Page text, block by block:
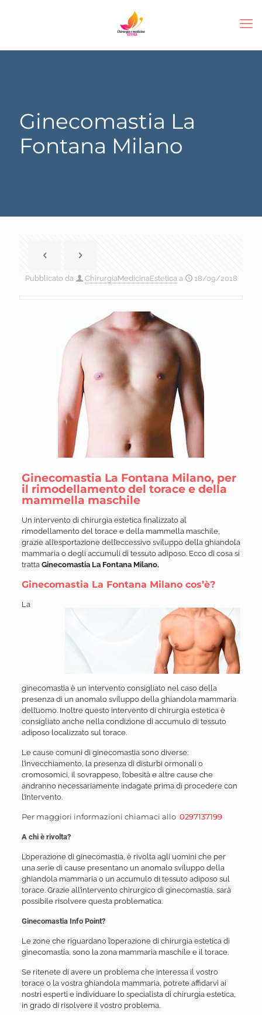
Ginecomastia La
Fontana Milano
Pubblicato da ChirurgiaMedicinaEstetica a 18/09/2018
Ginecomastia La Fontana Milano, per
il rimodellamento del torace e della
mammella maschile
Un intervento di chirurgia estetica finalizzato al
rimodellamento del torace e della mammella maschile,
grazie all’esportazione dell’eccessivo sviluppo della ghiandola
mammaria o degli accumuli di tessuto adiposo. Ecco di cosa si
tratta Ginecomastia La Fontana Milano.
Ginecomastia La Fontana Milano cos’è?
La
ginecomastia è un intervento consigliato nel caso della
presenza di un anomalo sviluppo della ghiandola mammaria
dell’uomo. Inoltre questo intervento di chirurgia estetica è
consigliato anche nella condizione di accumulo di tessuto
adiposo localizzato sul torace.
Le cause comuni di ginecomastia sono diverse:
l’invecchiamento, la presenza di disturbi ormonali o
cromosomici, il sovrappeso, l’obesità e altre cause che
andranno necessariamente indagate prima di procedere con
l’intervento.
Per maggiori informazioni chiamaci allo 0297137199
A chi è rivolta?
L’operazione di ginecomastia, è rivolta agli uomini che per
una serie di cause presentano un anomalo sviluppo della
ghiandola mammaria o un accumulo di tessuto adiposo sul
torace. Grazie all’intervento chirurgico di ginecomastia, sarà
possibile risolvere questa problematica.
Ginecomastia Info Point?
Le zone che riguardano l’operazione di chirurgia estetica di
ginecomastia, sono la zona mammaria maschile e il torace.
Se ritenete di avere un problema che interessa il vostro
torace o la vostra ghiandola mammaria, potrete affidarvi ai
nostri esperti e individuare lo specialista di chirurgia estetica,
in grado di risolvere il vostro problema.